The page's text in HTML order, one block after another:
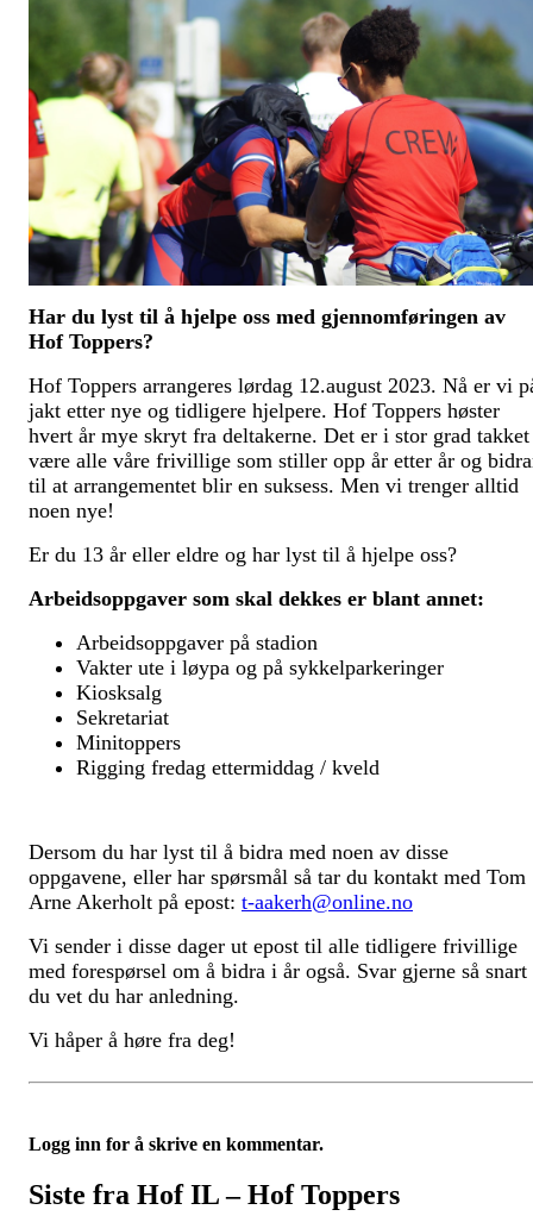
Har du lyst til å hjelpe oss med gjennomføringen av
Hof Toppers?
Hof Toppers arrangeres lørdag 12.august 2023. Nå er vi
jakt etter nye og tidligere hjelpere. Hof Toppers høster
hvert år mye skryt fra deltakerne. Det er i stor grad takket
være alle våre frivillige som stiller opp år etter år og
til at arrangementet blir en suksess. Men vi trenger alltid
noen nye!
Er du 13 år eller eldre og har lyst til å hjelpe oss?
Arbeidsoppgaver som skal dekkes er blant annet:
Arbeidsoppgaver på stadion
Vakter ute i løypa og på sykkelparkeringer
Kiosksalg
Sekretariat
Minitoppers
Rigging fredag ettermiddag / kveld
Dersom du har lyst til å bidra med noen av disse
oppgavene, eller har spørsmål så tar du kontakt med Tom
Arne Akerholt på epost: t-aakerh@online.no
Vi sender i disse dager ut epost til alle tidligere frivillige
med forespørsel om å bidra i år også. Svar gjerne så snart
du vet du har anledning.
Vi håper å høre fra deg!
Logg inn for å skrive en kommentar.
Siste fra Hof IL – Hof Toppers